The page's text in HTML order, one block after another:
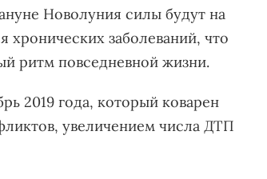
Новолуния силы будут на
заболеваний, что
ритм повседневной жизни.
2019 года, который коварен
увеличением числа ДТП